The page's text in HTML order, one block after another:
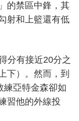
的禁區中鋒，其
射和上籃還有低
分有接近20分之
下）。然而，到
練亞特金森卻如
習他的外線投